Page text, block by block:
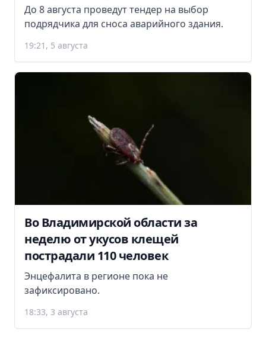
До 8 августа проведут тендер на выбор
подрядчика для сноса аварийного здания.
19:21, 5 августа
Во Владимирской области за
неделю от укусов клещей
пострадали 110 человек
Энцефалита в регионе пока не
зафиксировано.
18:33, 3 августа